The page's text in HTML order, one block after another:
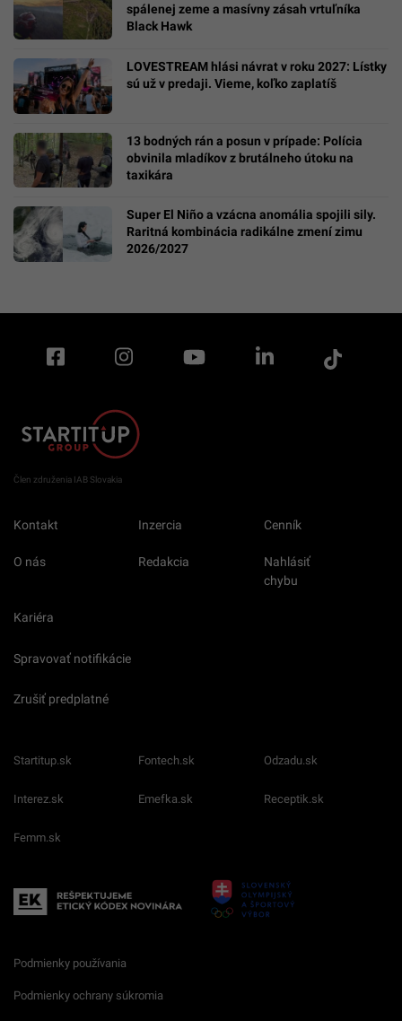
spálenej zeme a masívny zásah vrtuľníka
Black Hawk
LOVESTREAM hlási návrat v roku 2027: Lístky
sú už v predaji. Vieme, koľko zaplatíš
13 bodných rán a posun v prípade: Polícia
obvinila mladíkov z brutálneho útoku na
taxikára
Super El Niño a vzácna anomália spojili sily.
Raritná kombinácia radikálne zmení zimu
2026/2027
Člen združenia IAB Slovakia
Kontakt Inzercia Cenník
O nás Redakcia
Nahlásiť
chybu
Kariéra
Spravovať notifikácie
Zrušiť predplatné
Startitup.sk Fontech.sk Odzadu.sk
Interez.sk Emefka.sk Receptik.sk
Femm.sk
Podmienky používania
Podmienky ochrany súkromia